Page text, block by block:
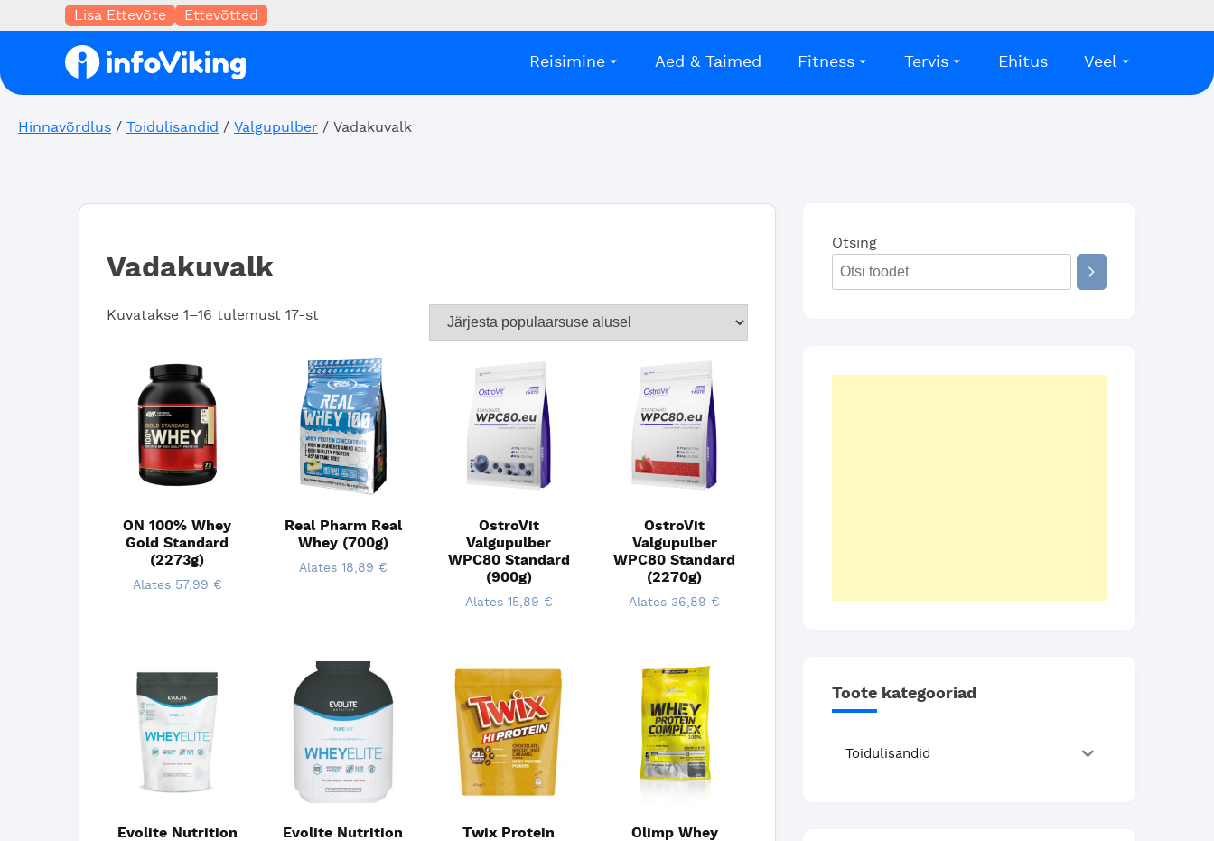
Lisa Ettevõte Ettevõtted
Reisimine Aed & Taimed Fitness Tervis Ehitus Veel
Hinnavõrdlus / Toidulisandid / Valgupulber / Vadakuvalk
Vadakuvalk
Kuvatakse 1–16 tulemust 17-stSorted
popularity
ON 100% Whey
Gold Standard
(2273g)
Alates 57,99 €
Real Pharm Real
Whey (700g)
Alates 18,89 €
OstroVit
Valgupulber
WPC80 Standard
(900g)
Alates 15,89 €
OstroVit
Valgupulber
WPC80 Standard
(2270g)
Alates 36,89 €
Evolite Nutrition
Evolite Nutrition
Twix Protein
Olimp Whey
Otsing
Toote kategooriad
Toidulisandid